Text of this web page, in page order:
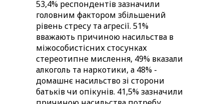
53,4% респондентів зазначили
головним фактором збільшений
рівень стресу та агресії. 51%
вважають причиною насильства в
міжособистісних стосунках
стереотипне мислення, 49% вказали
алкоголь та наркотики, а 48% -
домашнє насильство зі сторони
батьків чи опікунів. 41,5% зазначили